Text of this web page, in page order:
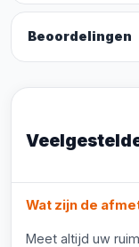
Beoordelingen
Wat zijn de
Meet altijd uw